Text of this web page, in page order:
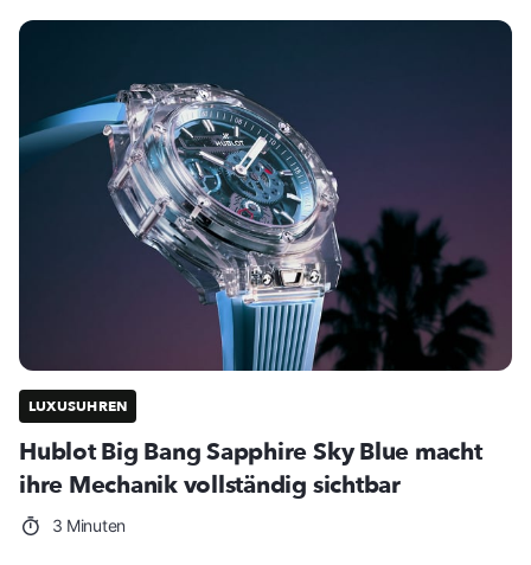
LUXUSUHREN
Hublot Big Bang Sapphire Sky Blue macht
ihre Mechanik vollständig sichtbar
3 Minuten